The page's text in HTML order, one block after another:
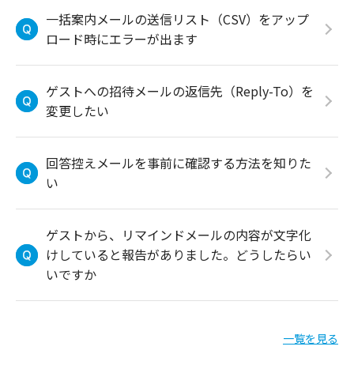
一括案内メールの送信リスト（CSV）をアップ
ロード時にエラーが出ます
ゲストへの招待メールの返信先（Reply-To）を
変更したい
回答控えメールを事前に確認する方法を知りた
い
ゲストから、リマインドメールの内容が文字化
けしていると報告がありました。どうしたらい
いですか
一覧を見る